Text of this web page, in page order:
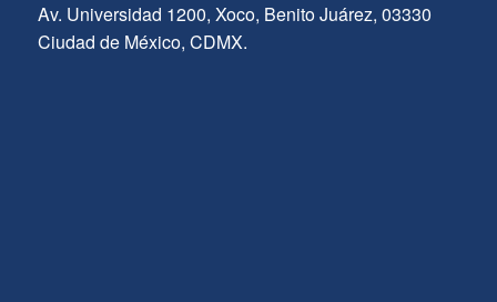
Av. Universidad 1200, Xoco, Benito Juárez, 03330
Ciudad de México, CDMX.